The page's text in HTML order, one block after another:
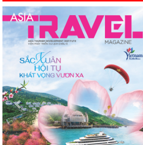
Previous